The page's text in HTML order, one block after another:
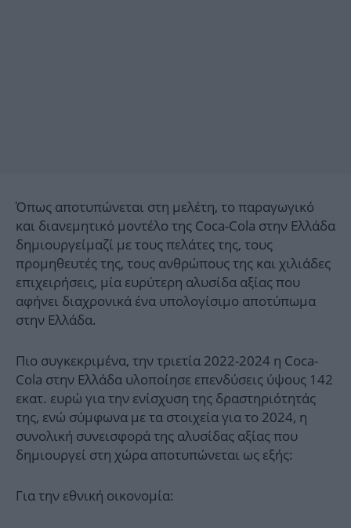
Όπως αποτυπώνεται στη μελέτη, το παραγωγικό
και διανεμητικό μοντέλο της Coca-Cola στην Ελλάδα
δημιουργείμαζί με τους πελάτες της, τους
προμηθευτές της, τους ανθρώπους της και χιλιάδες
επιχειρήσεις, μία ευρύτερη αλυσίδα αξίας που
αφήνει διαχρονικά ένα υπολογίσιμο αποτύπωμα
στην Ελλάδα.
Πιο συγκεκριμένα, την τριετία 2022-2024 η Coca-
Cola στην Ελλάδα υλοποίησε επενδύσεις ύψους 142
εκατ. ευρώ για την ενίσχυση της δραστηριότητάς
της, ενώ σύμφωνα με τα στοιχεία για το 2024, η
συνολική συνεισφορά της αλυσίδας αξίας που
δημιουργεί στη χώρα αποτυπώνεται ως εξής:
Για την εθνική οικονομία: